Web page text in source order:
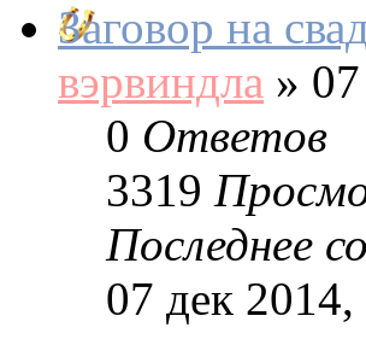
Заговор на
вэрвиндла »
0 Ответов
3319
Последнее
07 дек